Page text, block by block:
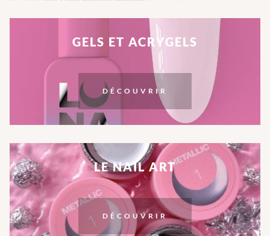
GELS ET ACRYGELS
DÉCOUVRIR
LE NAIL ART
DÉCOUVRIR